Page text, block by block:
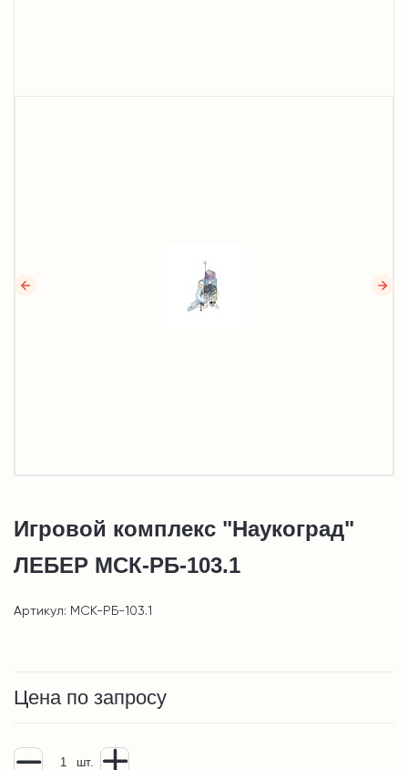
Игровой комплекс "Наукоград"
ЛЕБЕР МСК-РБ-103.1
Артикул: МСК-РБ-103.1
Цена по запросу
шт.